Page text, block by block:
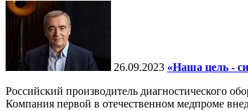
26.09.2023 «Наша цель -
Российский производитель диагностического
Компания первой в отечественном медпроме